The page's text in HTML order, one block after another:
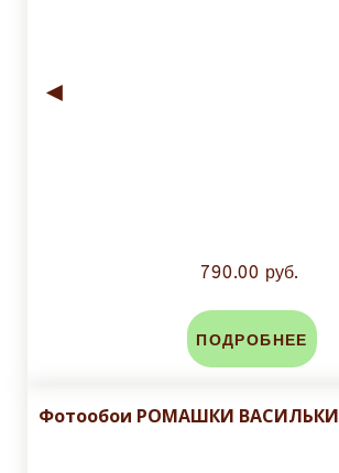
◄
790.00 руб.
ПОДРОБНЕЕ
Фотообои РОМАШКИ ВАСИЛЬКИ